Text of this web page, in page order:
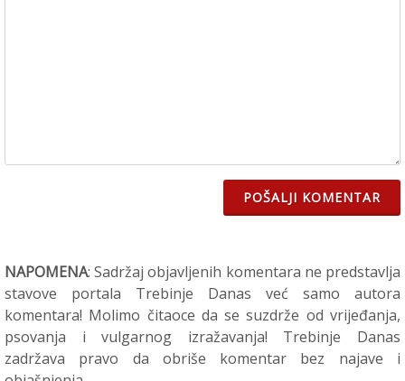
POŠALJI KOMENTAR
NAPOMENA: Sadržaj objavljenih komentara ne predstavlja
stavove portala Trebinje Danas već samo autora
komentara! Molimo čitaoce da se suzdrže od vrijeđanja,
psovanja i vulgarnog izražavanja! Trebinje Danas
zadržava pravo da obriše komentar bez najave i